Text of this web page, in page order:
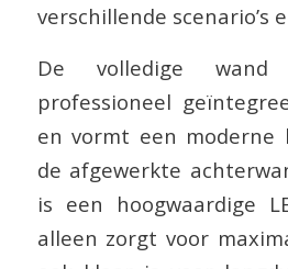
verschillende scenario’s
De volledige
professioneel
en vormt een moderne
de afgewerkte
is een hoogwaardige
alleen zorgt voor